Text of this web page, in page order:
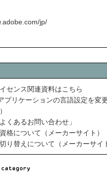
jp/
センス関連資料はこちら
リケーションの言語設定を変
くあるお問い合わせ」
格について（メーカーサイト）
り替えについて（メーカーサイ